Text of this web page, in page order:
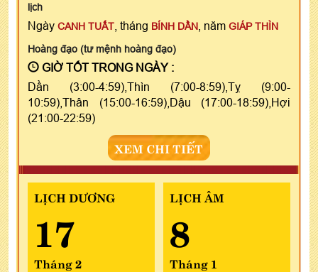
lịch
Ngày CANH TUẤT , tháng BÍNH DẦN , năm GIÁP THÌN
Hoàng đạo (tư mệnh hoàng đạo)
GIỜ TỐT TRONG NGÀY :
Dần (3:00-4:59),Thìn (7:00-8:59),Tỵ (9:00-
10:59),Thân (15:00-16:59),Dậu (17:00-18:59),Hợi
(21:00-22:59)
XEM CHI TIẾT
LỊCH DƯƠNG
17
Tháng 2
LỊCH ÂM
8
Tháng 1